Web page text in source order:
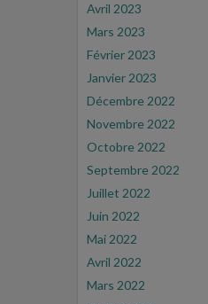
Avril 2023
Mars 2023
Février 2023
Janvier 2023
Décembre 2022
Novembre 2022
Octobre 2022
Septembre 2022
Juillet 2022
Juin 2022
Mai 2022
Avril 2022
Mars 2022